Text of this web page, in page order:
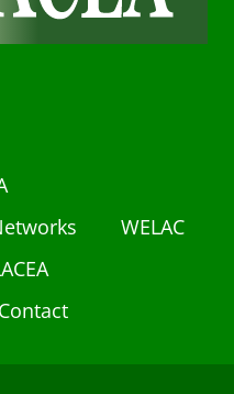
WELAC
Contact